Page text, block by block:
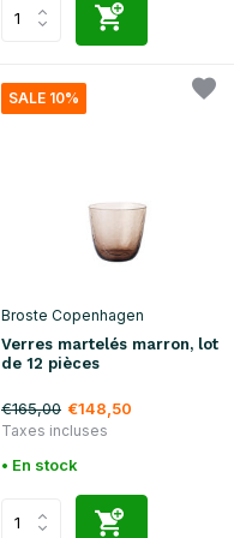
SALE 10%
Broste Copenhagen
Verres martelés marron, lot
de 12 pièces
€165,00 €148,50
Taxes incluses
• En stock